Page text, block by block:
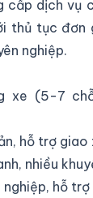
cấp dịch
thủ tục đơn
nghiệp.
xe (5-7
hỗ trợ giao
nhiều
nghiệp, hỗ